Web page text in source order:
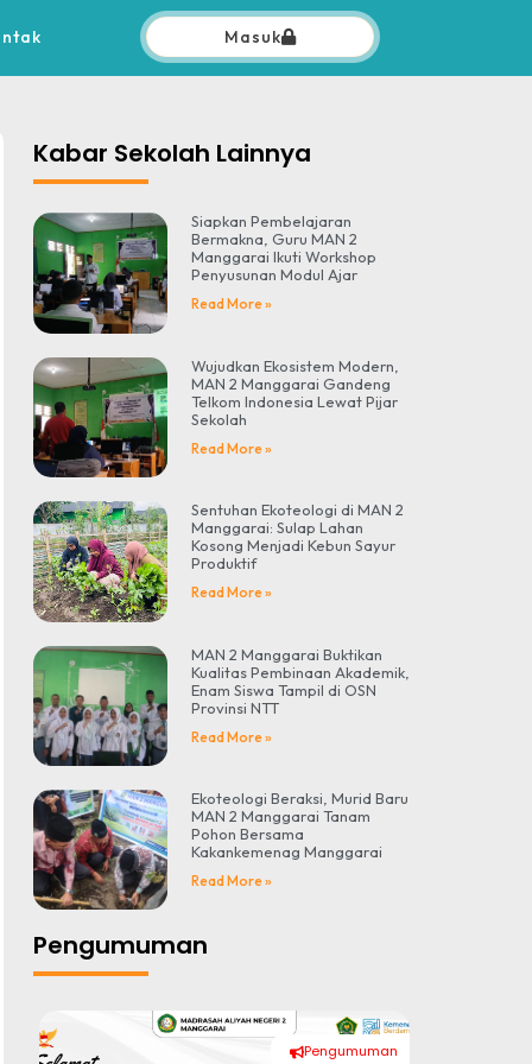
Masuk
Kabar Sekolah Lainnya
Siapkan Pembelajaran
Bermakna, Guru MAN 2
Manggarai Ikuti Workshop
Penyusunan Modul Ajar
Read More »
Wujudkan Ekosistem Modern,
MAN 2 Manggarai Gandeng
Telkom Indonesia Lewat Pijar
Sekolah
Read More »
Sentuhan Ekoteologi di MAN 2
Manggarai: Sulap Lahan
Kosong Menjadi Kebun Sayur
Produktif
Read More »
MAN 2 Manggarai Buktikan
Kualitas Pembinaan Akademik,
Enam Siswa Tampil di OSN
Provinsi NTT
Read More »
Ekoteologi Beraksi, Murid Baru
MAN 2 Manggarai Tanam
Pohon Bersama
Kakankemenag Manggarai
Read More »
Pengumuman
Pengumuman